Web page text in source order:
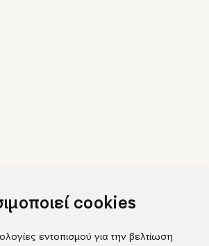
cookies
εντοπισμού για την βελτίωση